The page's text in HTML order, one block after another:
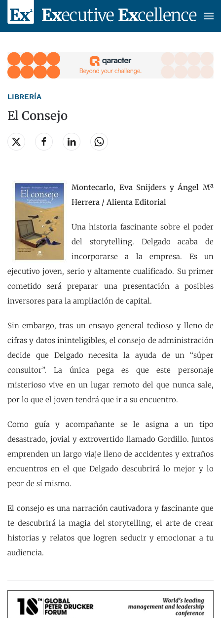
Skip to main content
LIBRERÍA
El Consejo
Montecarlo, Eva Snijders y Ángel Mª
Herrera / Alienta Editorial
Una historia fascinante sobre el poder
del storytelling. Delgado acaba de
incorporarse a la empresa. Es un
ejecutivo joven, serio y altamente cualificado. Su primer
cometido será preparar una presentación a posibles
inversores para la ampliación de capital.
Sin embargo, tras un ensayo general tedioso y lleno de
cifras y datos ininteligibles, el consejo de administración
decide que Delgado necesita la ayuda de un “súper
consultor”. La única pega es que este personaje
misterioso vive en un lugar remoto del que nunca sale,
por lo que el joven tendrá que ir a su encuentro.
Como guía y acompañante se le asigna a un tipo
desastrado, jovial y extrovertido llamado Gordillo. Juntos
emprenden un largo viaje lleno de accidentes y extraños
encuentros en el que Delgado descubrirá lo mejor y lo
peor de sí mismo.
El consejo es una narración cautivadora y fascinante que
te descubrirá la magia del storytelling, el arte de crear
historias y relatos que logren seducir y emocionar a tu
audiencia.